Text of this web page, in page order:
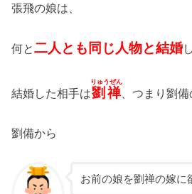
張飛の娘は、
何と二人とも同じ人物と結婚
結婚した相手は劉禅
りゅうぜん
、つまり劉備
劉備から
お前の娘を劉禅の嫁に